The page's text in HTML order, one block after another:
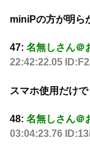
miniPの方が明ら
47: 名無しさん＠
22:42:22.05
スマホ使用だけ
48: 名無しさん＠
03:04:23.76